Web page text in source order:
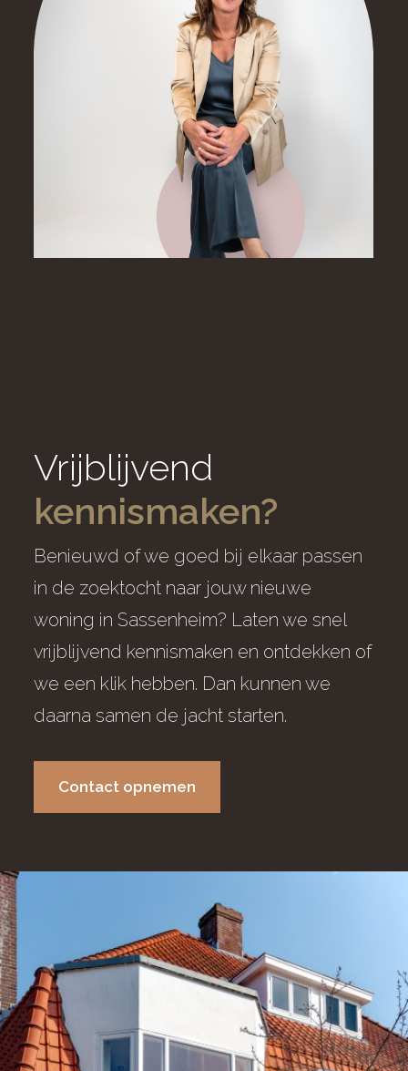
Vrijblijvend
kennismaken?
Benieuwd of we goed bij elkaar passen
in de zoektocht naar jouw nieuwe
woning in Sassenheim? Laten we snel
vrijblijvend kennismaken en ontdekken of
we een klik hebben. Dan kunnen we
daarna samen de jacht starten.
Contact opnemen